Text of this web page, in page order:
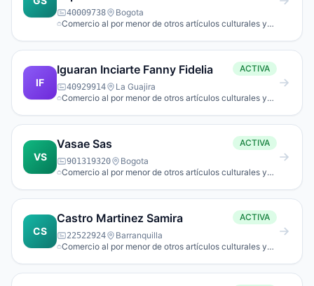
40009738
Bogota
Comercio al por menor de otros artículos culturales y
IF
Iguaran Inciarte Fanny Fidelia ACTIVA
40929914
La Guajira
Comercio al por menor de otros artículos culturales y
VS
Vasae Sas ACTIVA
901319320
Bogota
Comercio al por menor de otros artículos culturales y
CS
Castro Martinez Samira ACTIVA
22522924
Barranquilla
Comercio al por menor de otros artículos culturales y